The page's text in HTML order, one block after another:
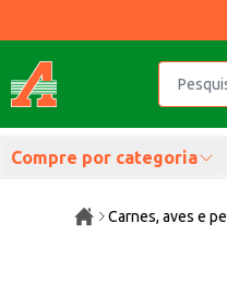
Compre por categoria
Carnes, aves e